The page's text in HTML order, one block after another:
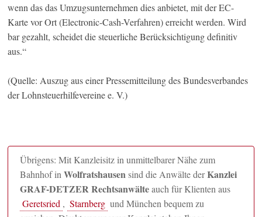
wenn das das Umzugsunternehmen dies anbietet, mit der EC-
Karte vor Ort (Electronic-Cash-Verfahren) erreicht werden. Wird
bar gezahlt, scheidet die steuerliche Berücksichtigung definitiv
aus.“
(Quelle: Auszug aus einer Pressemitteilung des Bundesverbandes
der Lohnsteuerhilfevereine e. V.)
Übrigens: Mit Kanzleisitz in unmittelbarer Nähe zum
Bahnhof inWolfratshausensind die Anwälte derKanzlei
GRAF-DETZER Rechtsanwälteauch für Klienten aus
Geretsried , Starnberg und München bequem zu